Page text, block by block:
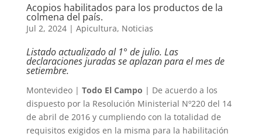
Acopios habilitados para los productos de la
colmena del país.
Jul 2, 2024| Apicultura, Noticias
Listado actualizado al 1° de julio. Las
declaraciones juradas se aplazan para el mes de
setiembre.
Montevideo | Todo El Campo | De acuerdo a los
dispuesto por la Resolución Ministerial Nº220 del 14
de abril de 2016 y cumpliendo con la totalidad de
requisitos exigidos en la misma para la habilitación